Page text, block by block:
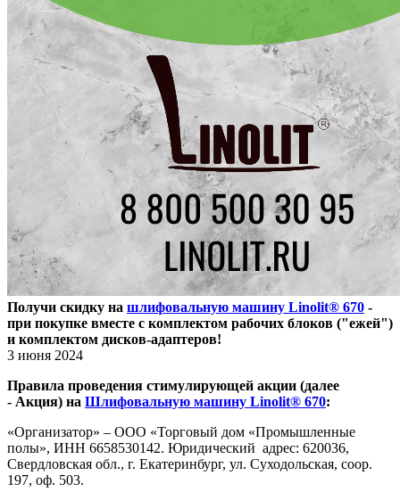
Получи скидку на шлифовальную машину Linolit® 670 -
при покупке вместе с комплектом рабочих блоков ("ежей")
и комплектом дисков-адаптеров!
3 июня 2024
Правила проведения стимулирующей акции (далее
- Акция) на Шлифовальную машину Linolit® 670:
«Организатор» – ООО «Торговый дом «Промышленные
полы», ИНН 6658530142. Юридический адрес: 620036,
Свердловская обл., г. Екатеринбург, ул. Суходольская, соор.
197, оф. 503.